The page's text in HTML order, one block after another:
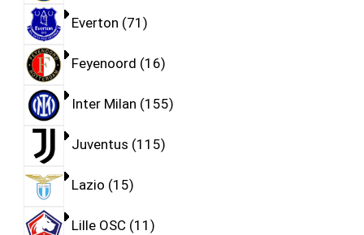
Everton 71
Feyenoord 16
Inter Milan 155
Juventus 115
Lazio 15
Lille OSC 11